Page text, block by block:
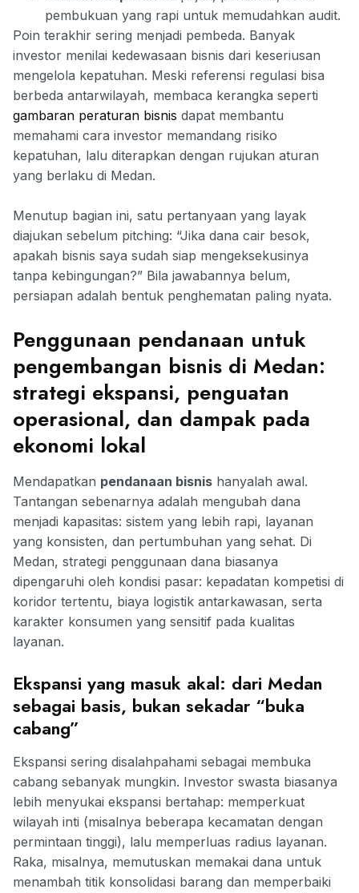
pembukuan yang rapi untuk memudahkan audit.
Poin terakhir sering menjadi pembeda. Banyak
investor menilai kedewasaan bisnis dari keseriusan
mengelola kepatuhan. Meski referensi regulasi bisa
berbeda antarwilayah, membaca kerangka seperti
gambaran peraturan bisnis dapat membantu
memahami cara investor memandang risiko
kepatuhan, lalu diterapkan dengan rujukan aturan
yang berlaku di Medan.
Menutup bagian ini, satu pertanyaan yang layak
diajukan sebelum pitching: “Jika dana cair besok,
apakah bisnis saya sudah siap mengeksekusinya
tanpa kebingungan?” Bila jawabannya belum,
persiapan adalah bentuk penghematan paling nyata.
Penggunaan pendanaan untuk
pengembangan bisnis di Medan:
strategi ekspansi, penguatan
operasional, dan dampak pada
ekonomi lokal
Mendapatkan pendanaan bisnis hanyalah awal.
Tantangan sebenarnya adalah mengubah dana
menjadi kapasitas: sistem yang lebih rapi, layanan
yang konsisten, dan pertumbuhan yang sehat. Di
Medan, strategi penggunaan dana biasanya
dipengaruhi oleh kondisi pasar: kepadatan kompetisi di
koridor tertentu, biaya logistik antarkawasan, serta
karakter konsumen yang sensitif pada kualitas
layanan.
Ekspansi yang masuk akal: dari Medan
sebagai basis, bukan sekadar “buka
cabang”
Ekspansi sering disalahpahami sebagai membuka
cabang sebanyak mungkin. Investor swasta biasanya
lebih menyukai ekspansi bertahap: memperkuat
wilayah inti (misalnya beberapa kecamatan dengan
permintaan tinggi), lalu memperluas radius layanan.
Raka, misalnya, memutuskan memakai dana untuk
menambah titik konsolidasi barang dan memperbaiki